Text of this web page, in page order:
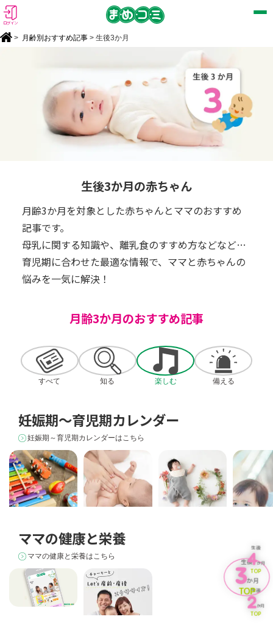
ログイン
> 月齢別おすすめ記事 > 生後3か月
生後
2か月
TOP
生後
3か月
TOP
生後
4か月
TOP
生後3か月の赤ちゃん
月齢3か月を対象とした赤ちゃんとママのおすすめ
記事です。
母乳に関する知識や、離乳食のすすめ方などなど…
育児期に合わせた最適な情報で、ママと赤ちゃんの
悩みを一気に解決！
月齢3か月のおすすめ記事
すべて 知る 楽しむ 備える
妊娠期～育児期カレンダー
妊娠期～育児期カレンダーはこちら
[リトミック]音楽
を利用した幼児教
育の一つ
[ベビーマッサー
ジ]ママが赤ちゃん
に愛情を伝えるス
のお子さ
中のママ
後の生活
ママの健康と栄養
ママの健康と栄養はこちら